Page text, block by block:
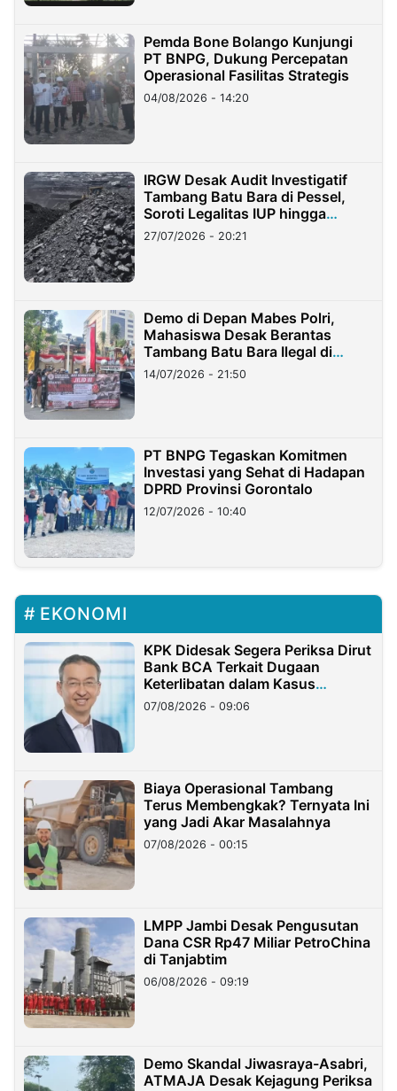
Pemda Bone Bolango Kunjungi
PT BNPG, Dukung Percepatan
Operasional Fasilitas Strategis
04/08/2026 - 14:20
IRGW Desak Audit Investigatif
Tambang Batu Bara di Pessel,
Soroti Legalitas IUP hingga
Stockpile
27/07/2026 - 20:21
Demo di Depan Mabes Polri,
Mahasiswa Desak Berantas
Tambang Batu Bara Ilegal di
Lampung
14/07/2026 - 21:50
PT BNPG Tegaskan Komitmen
Investasi yang Sehat di Hadapan
DPRD Provinsi Gorontalo
12/07/2026 - 10:40
EKONOMI
KPK Didesak Segera Periksa Dirut
Bank BCA Terkait Dugaan
Keterlibatan dalam Kasus
Hilangnya Dana Nasabah Rp2,58
Miliar
07/08/2026 - 09:06
Biaya Operasional Tambang
Terus Membengkak? Ternyata Ini
yang Jadi Akar Masalahnya
07/08/2026 - 00:15
LMPP Jambi Desak Pengusutan
Dana CSR Rp47 Miliar PetroChina
di Tanjabtim
06/08/2026 - 09:19
Demo Skandal Jiwasraya-Asabri,
ATMAJA Desak Kejagung Periksa